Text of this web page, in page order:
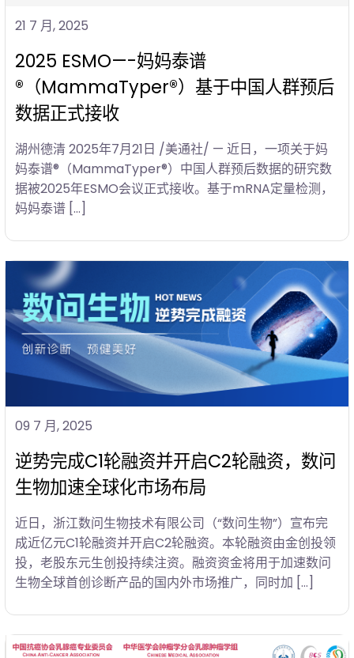
21 7 月, 2025
2025 ESMO—-妈妈泰谱
®（MammaTyper®）基于中国人群预后
数据正式接收
湖州德清 2025年7月21日 /美通社/ — 近日，一项关于妈
妈泰谱®（MammaTyper®）中国人群预后数据的研究数
据被2025年ESMO会议正式接收。基于mRNA定量检测，
妈妈泰谱 […]
09 7 月, 2025
逆势完成C1轮融资并开启C2轮融资，数问
生物加速全球化市场布局
近日，浙江数问生物技术有限公司（“数问生物”）宣布完
成近亿元C1轮融资并开启C2轮融资。本轮融资由金创投领
投，老股东元生创投持续注资。融资资金将用于加速数问
生物全球首创诊断产品的国内外市场推广，同时加 […]